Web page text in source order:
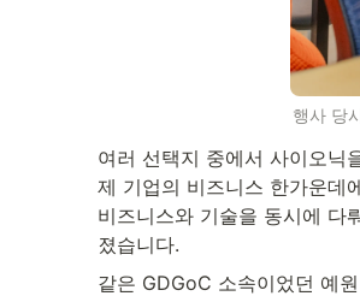
행사 당
여러 선택지 중에서 사이오닉
제 기업의 비즈니스 한가운데
비즈니스와 기술을 동시에 다
졌습니다.
같은 GDGoC 소속이었던 예